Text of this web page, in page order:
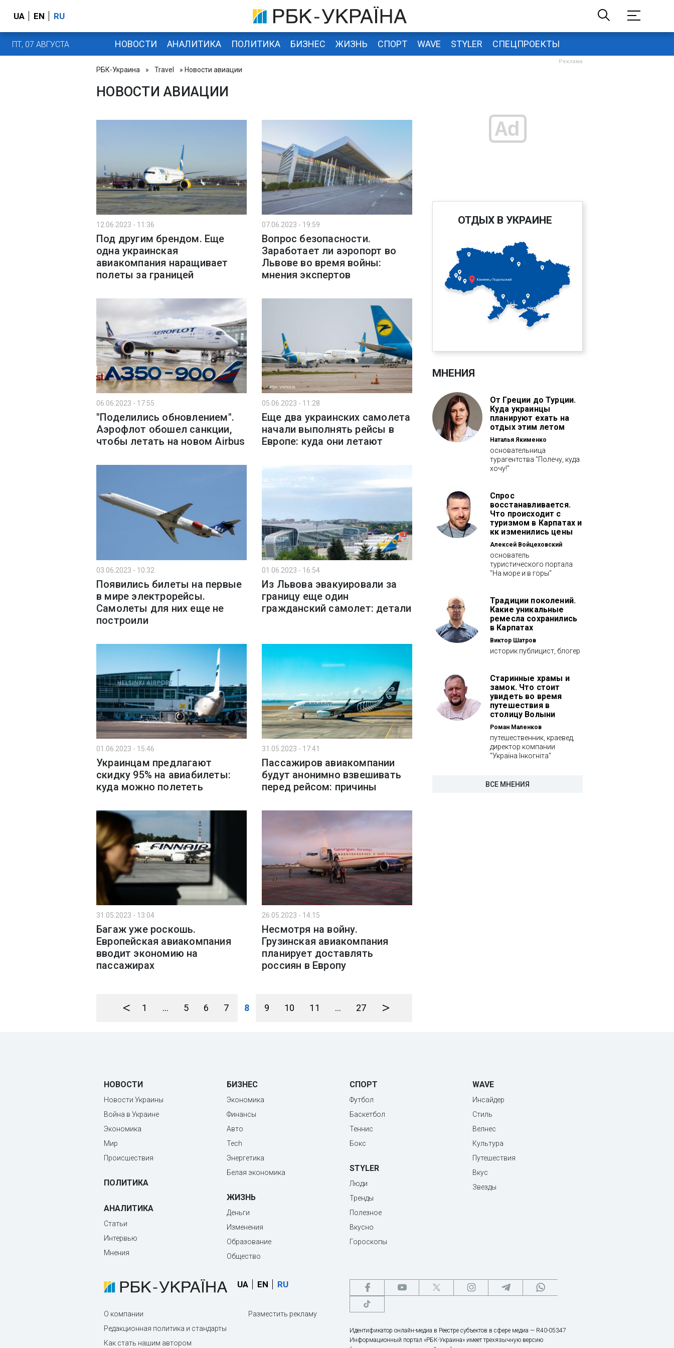
UA EN RU
ПТ, 07 АВГУСТА НОВОСТИ АНАЛИТИКА ПОЛИТИКА БИЗНЕС ЖИЗНЬ СПОРТ WAVE STYLER СПЕЦПРОЕКТЫ
РБК-Украина » Travel » Новости авиации
НОВОСТИ АВИАЦИИ
12.06.2023 - 11:36
Под другим брендом. Еще
одна украинская
авиакомпания наращивает
полеты за границей
07.06.2023 - 19:59
Вопрос безопасности.
Заработает ли аэропорт во
Львове во время войны:
мнения экспертов
06.06.2023 - 17:55
"Поделились обновлением".
Аэрофлот обошел санкции,
чтобы летать на новом Airbus
05.06.2023 - 11:28
Еще два украинских самолета
начали выполнять рейсы в
Европе: куда они летают
03.06.2023 - 10:32
Появились билеты на первые
в мире электрорейсы.
Самолеты для них еще не
построили
01.06.2023 - 16:54
Из Львова эвакуировали за
границу еще один
гражданский самолет: детали
01.06.2023 - 15:46
Украинцам предлагают
скидку 95% на авиабилеты:
куда можно полететь
31.05.2023 - 17:41
Пассажиров авиакомпании
будут анонимно взвешивать
перед рейсом: причины
31.05.2023 - 13:04
Багаж уже роскошь.
Европейская авиакомпания
вводит экономию на
пассажирах
26.05.2023 - 14:15
Несмотря на войну.
Грузинская авиакомпания
планирует доставлять
россиян в Европу
< 1 ... 5 6 7 8 9 10 11 ... 27 >
ОТДЫХ В УКРАИНЕ
МНЕНИЯ
От Греции до Турции.
Куда украинцы
планируют ехать на
отдых этим летом
Наталья Якименко
основательница
турагентства "Полечу, куда
хочу!"
Спрос
восстанавливается.
Что происходит с
туризмом в Карпатах и
кк изменились цены
Алексей Войцеховский
основатель
туристического портала
"На море и в горы"
Традиции поколений.
Какие уникальные
ремесла сохранились
в Карпатах
Виктор Шатров
историк публицист, блогер
Старинные храмы и
замок. Что стоит
увидеть во время
путешествия в
столицу Волыни
Роман Маленков
путешественник, краевед,
директор компании
"Україна Інкогніта"
ВСЕ МНЕНИЯ
НОВОСТИ
Новости Украины
Война в Украине
Экономика
Мир
Происшествия
ПОЛИТИКА
АНАЛИТИКА
Статьи
Интервью
Мнения
БИЗНЕС
Экономика
Финансы
Авто
Tech
Энергетика
Белая экономика
ЖИЗНЬ
Деньги
Изменения
Образование
Общество
СПОРТ
Футбол
Баскетбол
Теннис
Бокс
STYLER
Люди
Тренды
Полезное
Вкусно
Гороскопы
WAVE
Инсайдер
Стиль
Велнес
Культура
Путешествия
Вкус
Звезды
UA EN RU
О компании
Редакционная политика и стандарты
Как стать нашим автором
Разместить рекламу
Идентификатор онлайн-медиа в Реестре субъектов в сфере медиа — R40-05347
Информационный портал «РБК-Украина» имеет трехязычную версию